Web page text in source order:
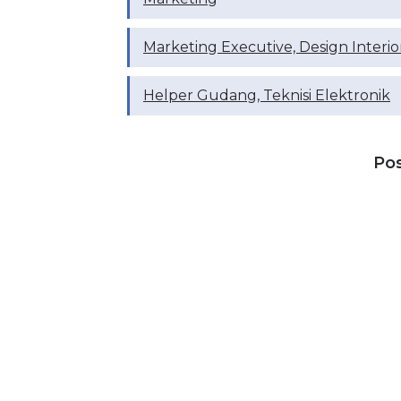
Marketing Executive, Design
Helper Gudang, Teknisi Elektronik